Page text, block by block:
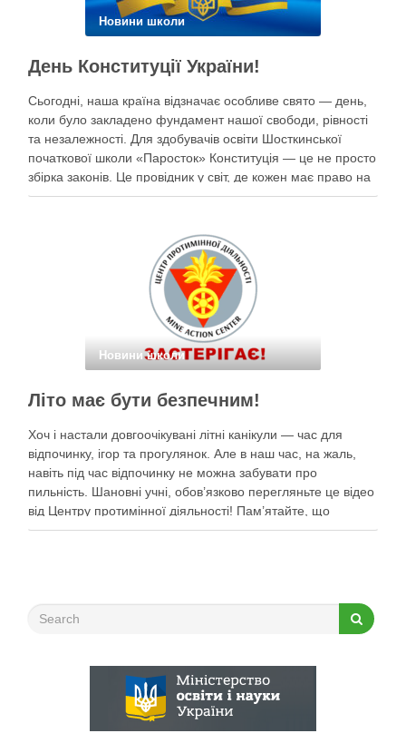
Новини школи
День Конституції України!
Сьогодні, наша країна відзначає особливе свято — день,
коли було закладено фундамент нашої свободи, рівності
та незалежності. Для здобувачів освіти Шосткинської
початкової школи «Паросток» Конституція — це не просто
збірка законів. Це провідник у світ, де кожен має право на
щасливе дитинство, освіту, безпеку та мрії під мирним
Новини школи
Літо має бути безпечним!
Хоч і настали довгоочікувані літні канікули — час для
відпочинку, ігор та прогулянок. Але в наш час, на жаль,
навіть під час відпочинку не можна забувати про
пильність. Шановні учні, обов’язково перегляньте це відео
від Центру протимінної діяльності! Пам’ятайте, що
небезпека може ховатися будь-де, тому під час